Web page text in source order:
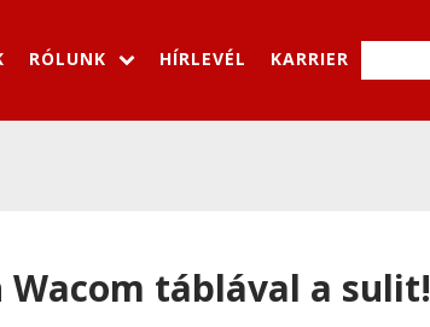
RÓLUNK HÍRLEVÉL KARRIER
Wacom táblával a sulit!